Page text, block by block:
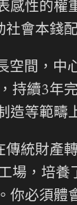
感性的權
會本錢
空間，中
持續3年
造等範疇
傳統財產
場，培
你必須體